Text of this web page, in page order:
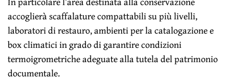
accoglierà scaffalature compattabili su più livelli,
laboratori di restauro, ambienti per la catalogazione e
box climatici in grado di garantire condizioni
termoigrometriche adeguate alla tutela del patrimonio
documentale.